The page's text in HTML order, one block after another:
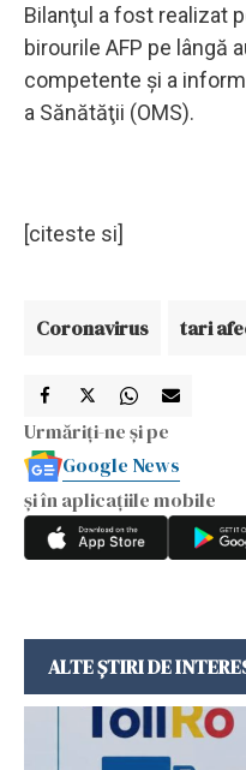
Bilanţul a fost realizat
birourile AFP pe lângă
competente şi a
a Sănătăţii (OMS).
[citeste si]
Coronavirus tari
Urmăriți-ne și pe
Google News
și în aplicațiile mobile
ALTE ȘTIRI DE